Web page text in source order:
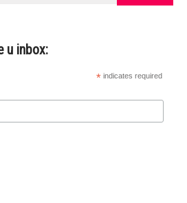
u inbox:
* indicates required